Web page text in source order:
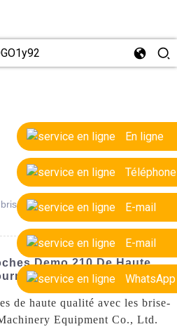
En ligne
Téléphone
E-mail
E-mail
WhatsApp
roches Demo 210 de haute
Demo 210 De Haute
OEM
de haute qualité avec les brise-
Equipment Co., Ltd.